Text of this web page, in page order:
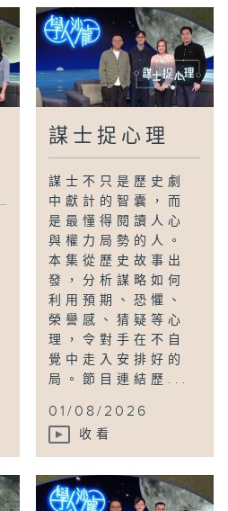
謀士捉心理
謀士不只是歷史劇
中獻計的智囊，而
是最懂得閱讀人心
與權力局勢的人。
本集從歷史故事出
發，分析謀略如何
利用預期、恐懼、
榮譽感、猜疑等心
理，令對手在不自
覺中走入安排好的
局。節目連結歷...
01/08/2026
收看